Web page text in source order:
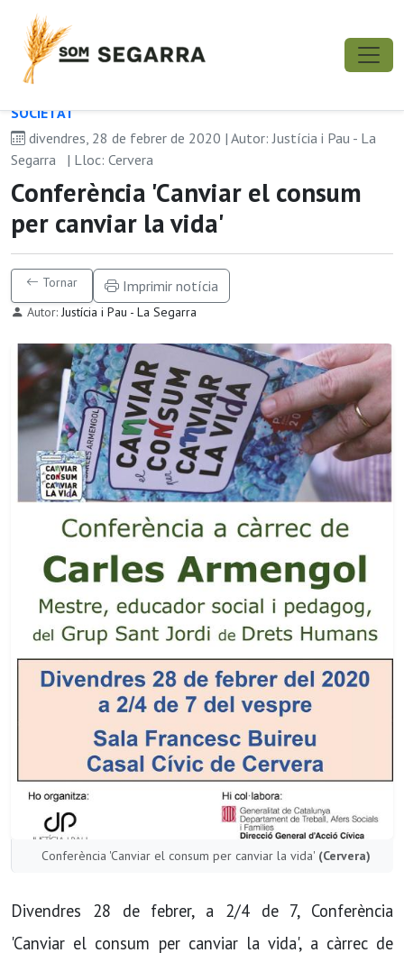
SOCIETAT
divendres, 28 de febrer de 2020 | Autor: Justícia i Pau - La
Segarra
| Lloc: Cervera
Conferència 'Canviar el consum
per canviar la vida'
Tornar Imprimir notícia
Autor: Justícia i Pau - La Segarra
Conferència 'Canviar el consum per canviar la vida' (Cervera)
Divendres 28 de febrer, a 2/4 de 7, Conferència
'Canviar el consum per canviar la vida', a càrrec de